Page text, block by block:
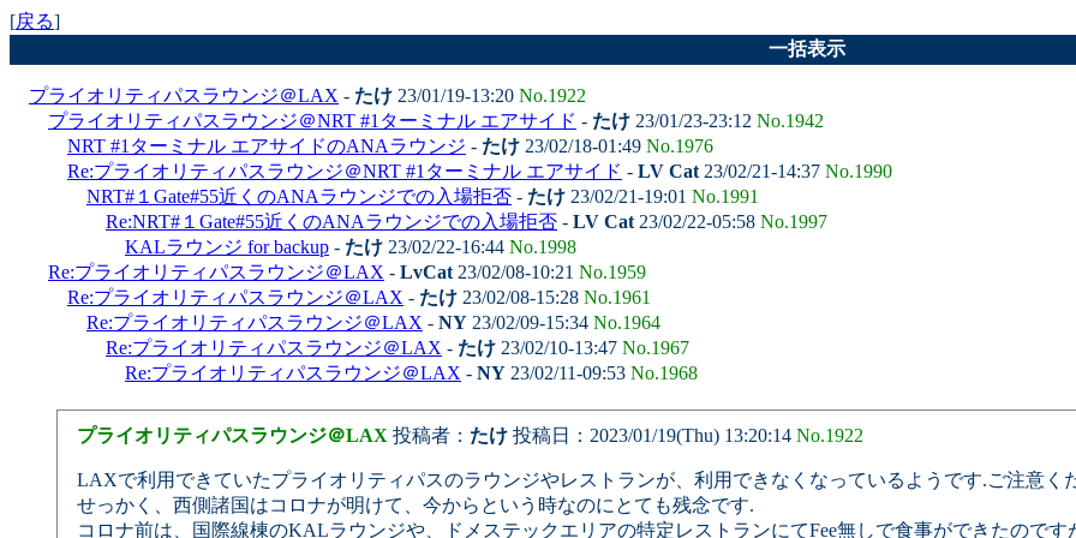
[戻る]
一括表示
プライオリティパスラウンジ＠LAX - たけ 23/01/19-13:20 No.1922
プライオリティパスラウンジ＠NRT #1ターミナル エアサイド - たけ 23/01/23-23:12 No.1942
NRT #1ターミナル エアサイドのANAラウンジ - たけ 23/02/18-01:49 No.1976
Re:プライオリティパスラウンジ＠NRT #1ターミナル エアサイド - LV Cat 23/02/21-14:37 No.1990
NRT#１Gate#55近くのANAラウンジでの入場拒否 - たけ 23/02/21-19:01 No.1991
Re:NRT#１Gate#55近くのANAラウンジでの入場拒否 - LV Cat 23/02/22-05:58 No.1997
KALラウンジ for backup - たけ 23/02/22-16:44 No.1998
Re:プライオリティパスラウンジ＠LAX - LvCat 23/02/08-10:21 No.1959
Re:プライオリティパスラウンジ＠LAX - たけ 23/02/08-15:28 No.1961
Re:プライオリティパスラウンジ＠LAX - NY 23/02/09-15:34 No.1964
Re:プライオリティパスラウンジ＠LAX - たけ 23/02/10-13:47 No.1967
Re:プライオリティパスラウンジ＠LAX - NY 23/02/11-09:53 No.1968
プライオリティパスラウンジ＠LAX 投稿者： たけ投稿日：2023/01/19(Thu) 13:20:14 No.1922
LAXで利用できていたプライオリティパスのラウンジやレストランが、利用できなくなっているようです.ご注意く
せっかく、西側諸国はコロナが明けて、今からという時なのにとても残念です.
コロナ前は、国際線棟のKALラウンジや、ドメステックエリアの特定レストランにてFee無しで食事ができたのです